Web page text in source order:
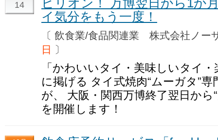
14
イ気分をもう一度！
〔 飲食業/食品関連業 株式会社ノ
日
〕
「かわいいタイ・美味しいタイ
に掲げる タイ式焼肉“ムーガタ”
が、 大阪・関西万博終了翌日か
を開催します！